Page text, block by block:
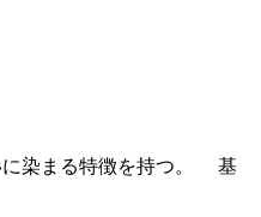
に染まる特徴を持つ。 基